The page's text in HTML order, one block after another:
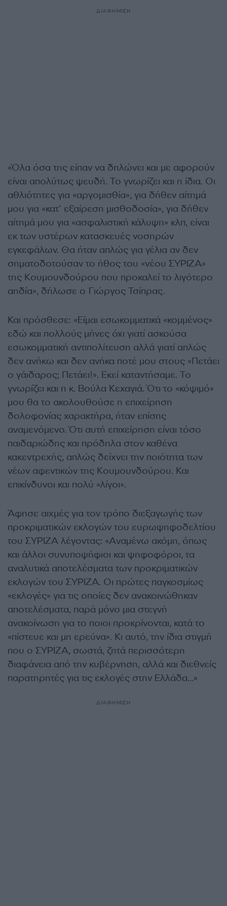
ΔΙΑΦΗΜΙΣΗ
«Όλα όσα της είπαν να δηλώνει και με αφορούν
είναι απολύτως ψευδή. Το γνωρίζει και η ίδια. Οι
αθλιότητες για «αργομισθία», για δήθεν αίτημά
μου για «κατ’ εξαίρεση μισθοδοσία», για δήθεν
αίτημά μου για «ασφαλιστική κάλυψη» κλπ, είναι
εκ των υστέρων κατασκευές νοσηρών
εγκεφάλων. Θα ήταν απλώς για γέλια αν δεν
σηματοδοτούσαν το ήθος του «νέου ΣΥΡΙΖΑ»
της Κουμουνδούρου που προκαλεί το λιγότερο
αηδία», δήλωσε ο Γιώργος Τσίπρας.
Και πρόσθεσε: «Είμαι εσωκομματικά «κομμένος»
εδώ και πολλούς μήνες όχι γιατί ασκούσα
εσωκομματική αντιπολίτευση αλλά γιατί απλώς
δεν ανήκω και δεν ανήκα ποτέ μου στους «Πετάει
ο γάιδαρος; Πετάει!». Εκεί καταντήσαμε. Το
γνωρίζει και η κ. Βούλα Κεχαγιά. Ότι το «κόψιμό»
μου θα το ακολουθούσε η επιχείρηση
δολοφονίας χαρακτήρα, ήταν επίσης
αναμενόμενο. Ότι αυτή επιχείρηση είναι τόσο
παιδαριώδης και πρόδηλα στον καθένα
κακεντρεχής, απλώς δείχνει την ποιότητα των
νέων αφεντικών της Κουμουνδούρου. Και
επικίνδυνοι και πολύ «λίγοι».
Άφησε αιχμές για τον τρόπο διεξαγωγής των
προκριματικών εκλογών του ευρωψηφοδελτίου
του ΣΥΡΙΖΑ λέγοντας: «Αναμένω ακόμη, όπως
και άλλοι συνυποψήφιοι και ψηφοφόροι, τα
αναλυτικά αποτελέσματα των προκριματικών
εκλογών του ΣΥΡΙΖΑ. Οι πρώτες παγκοσμίως
«εκλογές» για τις οποίες δεν ανακοινώθηκαν
αποτελέσματα, παρά μόνο μια στεγνή
ανακοίνωση για το ποιοι προκρίνονται, κατά το
«πίστευε και μη ερεύνα». Κι αυτό, την ίδια στιγμή
που ο ΣΥΡΙΖΑ, σωστά, ζητά περισσότερη
διαφάνεια από την κυβέρνηση, αλλά και διεθνείς
παρατηρητές για τις εκλογές στην Ελλάδα…»
ΔΙΑΦΗΜΙΣΗ